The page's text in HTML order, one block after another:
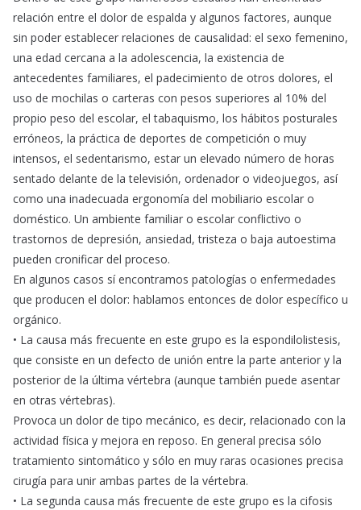
relación entre el dolor de espalda y algunos factores, aunque
sin poder establecer relaciones de causalidad: el sexo femenino,
una edad cercana a la adolescencia, la existencia de
antecedentes familiares, el padecimiento de otros dolores, el
uso de mochilas o carteras con pesos superiores al 10% del
propio peso del escolar, el tabaquismo, los hábitos posturales
erróneos, la práctica de deportes de competición o muy
intensos, el sedentarismo, estar un elevado número de horas
sentado delante de la televisión, ordenador o videojuegos, así
como una inadecuada ergonomía del mobiliario escolar o
doméstico. Un ambiente familiar o escolar conflictivo o
trastornos de depresión, ansiedad, tristeza o baja autoestima
pueden cronificar del proceso.
En algunos casos sí encontramos patologías o enfermedades
que producen el dolor: hablamos entonces de dolor específico u
orgánico.
• La causa más frecuente en este grupo es la espondilolistesis,
que consiste en un defecto de unión entre la parte anterior y la
posterior de la última vértebra (aunque también puede asentar
en otras vértebras).
Provoca un dolor de tipo mecánico, es decir, relacionado con la
actividad física y mejora en reposo. En general precisa sólo
tratamiento sintomático y sólo en muy raras ocasiones precisa
cirugía para unir ambas partes de la vértebra.
• La segunda causa más frecuente de este grupo es la cifosis